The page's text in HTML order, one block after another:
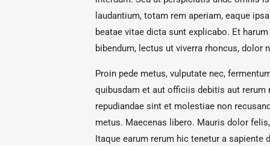
laudantium, totam rem aperiam, eaque
beatae vitae dicta sunt explicabo. Et
bibendum, lectus ut viverra rhoncus,
Proin pede metus, vulputate nec,
quibusdam et aut officiis debitis aut
repudiandae sint et molestiae non
metus. Maecenas libero. Mauris dolor
Itaque earum rerum hic tenetur a